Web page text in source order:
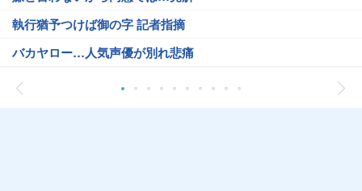
執行猶予つけば御の字 記者指摘
バカヤロー…人気声優が別れ悲痛